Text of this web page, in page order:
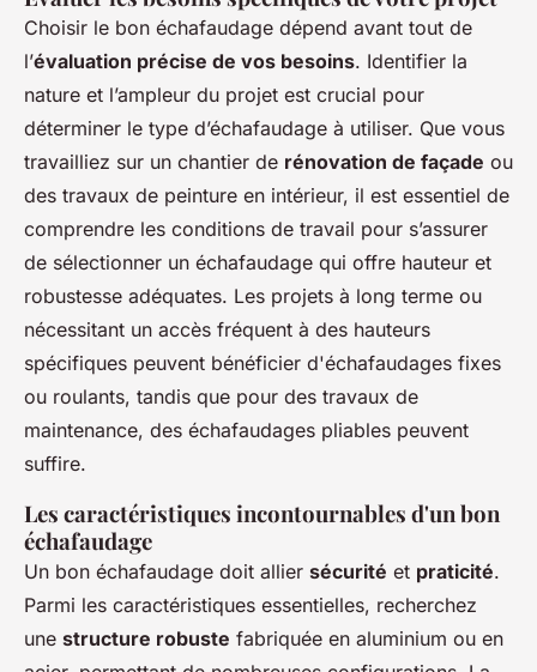
Choisir le bon échafaudage dépend avant tout de
l’évaluation précise de vos besoins. Identifier la
nature et l’ampleur du projet est crucial pour
déterminer le type d’échafaudage à utiliser. Que vous
travailliez sur un chantier de rénovation de façade ou
des travaux de peinture en intérieur, il est essentiel de
comprendre les conditions de travail pour s’assurer
de sélectionner un échafaudage qui offre hauteur et
robustesse adéquates. Les projets à long terme ou
nécessitant un accès fréquent à des hauteurs
spécifiques peuvent bénéficier d'échafaudages fixes
ou roulants, tandis que pour des travaux de
maintenance, des échafaudages pliables peuvent
suffire.
Les caractéristiques incontournables d'un bon
échafaudage
Un bon échafaudage doit allier sécurité et praticité.
Parmi les caractéristiques essentielles, recherchez
une structure robuste fabriquée en aluminium ou en